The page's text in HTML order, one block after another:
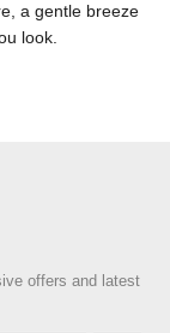
a gentle breeze
look.
offers and latest